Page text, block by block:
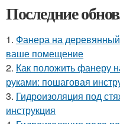
Последние
1. Фанера на
ваше помещение
2. Как положить фанеру
руками: пошаговая
3. Гидроизоляция под
инструкция